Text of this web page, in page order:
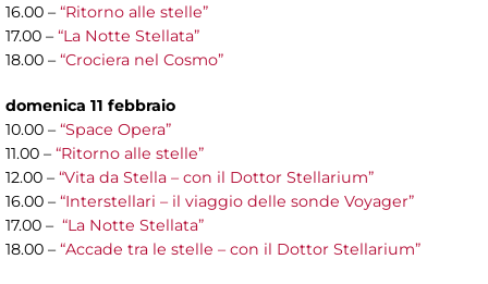
16.00 – “Ritorno alle stelle”
17.00 – “La Notte Stellata”
18.00 – “Crociera nel Cosmo”
domenica 11 febbraio
10.00 – “Space Opera”
11.00 – “Ritorno alle stelle”
12.00 – “Vita da Stella – con il Dottor Stellarium”
16.00 – “Interstellari – il viaggio delle sonde Voyager”
17.00 – “La Notte Stellata”
18.00 – “Accade tra le stelle – con il Dottor Stellarium”